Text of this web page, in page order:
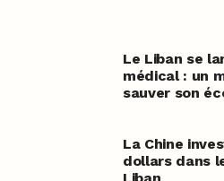
Le Liban se
médical : un
sauver son
La Chine
dollars dans